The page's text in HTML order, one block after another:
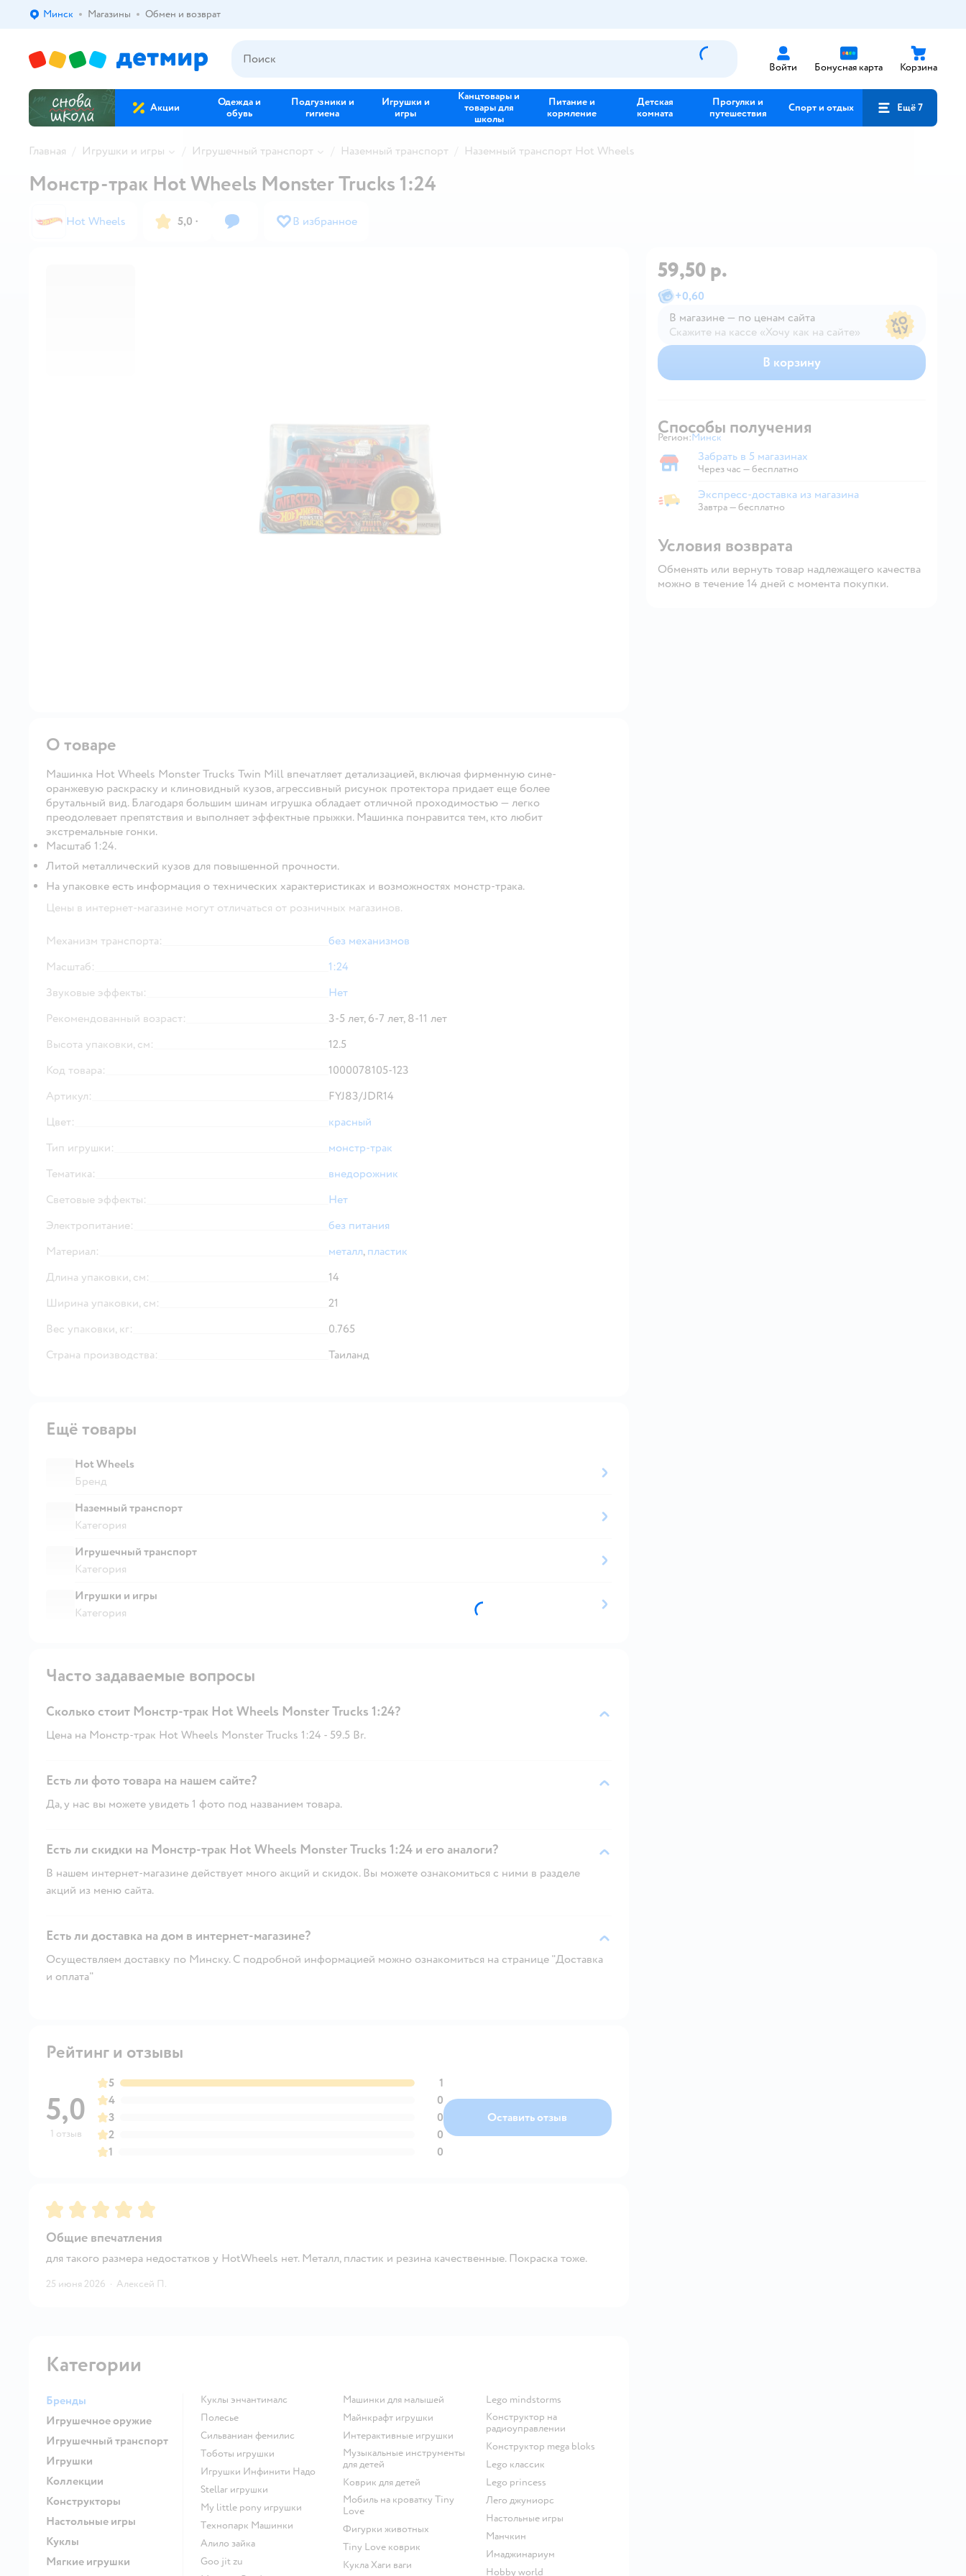
Выбор адреса доставки.
Минск Магазины Обмен и возврат
Войти Бонусная карта Корзина
Акции
Одежда и
обувь
Подгузники и
гигиена
Игрушки и
игры
Канцтовары и
товары для
школы
Питание и
кормление
Детская
комната
Прогулки и
путешествия
Спорт и отдых Ещё 7
Главная Игрушки и игры Игрушечный транспорт Наземный транспорт Наземный транспорт Hot Wheels
Монстр-трак Hot Wheels Monster Trucks 1:24
Hot Wheels 5,0 · В избранное
59,50 р.
+0,60
В магазине — по ценам сайта
Скажите на кассе «Хочу как на сайте»
В магазине — по ценам сайта
В корзину
Способы получения
Регион: Выбор адреса доставки.
Минск
Забрать в магазине
Забрать в 5 магазинах
Через час — бесплатно
Экспресс-доставка из магазина
Экспресс-доставка из магазина
Завтра—бесплатно
Условия возврата
Обменять или вернуть товар надлежащего качества
можно в течение 14 дней с момента покупки.
О товаре
Машинка Hot Wheels Monster Trucks Twin Mill впечатляет детализацией, включая фирменную сине-
оранжевую раскраску и клиновидный кузов, агрессивный рисунок протектора придает еще более
брутальный вид. Благодаря большим шинам игрушка обладает отличной проходимостью — легко
преодолевает препятствия и выполняет эффектные прыжки. Машинка понравится тем, кто любит
экстремальные гонки.
Масштаб 1:24.
Литой металлический кузов для повышенной прочности.
На упаковке есть информация о технических характеристиках и возможностях монстр-трака.
Цены в интернет-магазине могут отличаться от розничных магазинов.
Механизм транспорта:
без механизмов
Масштаб:
1:24
Звуковые эффекты:
Нет
Рекомендованный возраст:
3-5 лет, 6-7 лет, 8-11 лет
Высота упаковки, см:
12.5
Код товара:
1000078105-123
Артикул:
FYJ83/JDR14
Цвет:
красный
Тип игрушки:
монстр-трак
Тематика:
внедорожник
Световые эффекты:
Нет
Электропитание:
без питания
Материал:
металл, пластик
Длина упаковки, см:
14
Ширина упаковки, см:
21
Вес упаковки, кг:
0.765
Страна производства:
Таиланд
Ещё товары
Hot Wheels
Бренд
Наземный транспорт
Категория
Игрушечный транспорт
Категория
Игрушки и игры
Категория
Часто задаваемые вопросы
Сколько стоит Монстр-трак Hot Wheels Monster Trucks 1:24?
Цена на Монстр-трак Hot Wheels Monster Trucks 1:24 - 59.5 Br.
Есть ли фото товара на нашем сайте?
Да, у нас вы можете увидеть 1 фото под названием товара.
Есть ли скидки на Монстр-трак Hot Wheels Monster Trucks 1:24 и его аналоги?
В нашем интернет-магазине действует много акций и скидок. Вы можете ознакомиться с ними в разделе
акций из меню сайта.
Есть ли доставка на дом в интернет-магазине?
Осуществляем доставку по Минску. С подробной информацией можно ознакомиться на странице "Доставка
и оплата"
Рейтинг и отзывы
5,0
1 отзыв
5
1
4
0
3
0
2
0
1
0
Оставить отзыв
Рейтинг:5
Общие впечатления
для такого размера недостатков у HotWheels нет. Металл, пластик и резина качественные. Покраска тоже.
25 июня 2026 · Алексей П.
Категории
Бренды
Игрушечное оружие
Игрушечный транспорт
Игрушки
Коллекции
Конструкторы
Настольные игры
Куклы
Мягкие игрушки
Куклы энчантималс
Полесье
Сильваниан фемилис
Тоботы игрушки
Игрушки Инфинити Надо
Stellar игрушки
my little pony игрушки
Технопарк Машинки
Алило зайка
Goo jit zu
Машинки для малышей
Майнкрафт игрушки
Интерактивные игрушки
Музыкальные инструменты
для детей
Коврик для детей
Мобиль на кроватку Tiny
Love
Фигурки животных
Tiny Love коврик
Кукла Хаги ваги
Lego mindstorms
Конструктор на
радиоуправлении
Конструктор mega bloks
Lego классик
Lego princess
Лего джуниорс
Настольные игры
Манчкин
Имаджинариум
Hobby world